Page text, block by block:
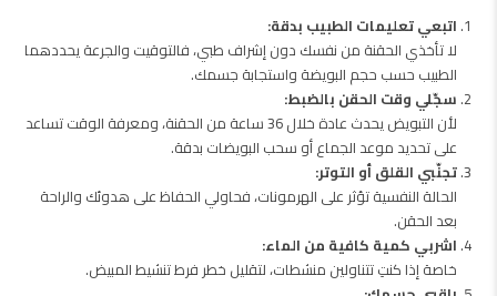
اتبعي تعليمات الطبيب بدقة:
لا تأخذي الحقنة من نفسك دون إشراف طبي، فالتوقيت والجرعة يحددهما
الطبيب حسب حجم البويضة واستجابة جسمك.
سجّلي وقت الحقن بالضبط:
لأن التبويض يحدث عادة خلال 36 ساعة من الحقنة، ومعرفة الوقت تساعد
على تحديد موعد الجماع أو سحب البويضات بدقة.
تجنّبي القلق أو التوتر:
الحالة النفسية تؤثر على الهرمونات، فحاولي الحفاظ على هدوئك والراحة
بعد الحقن.
اشربي كمية كافية من الماء:
خاصة إذا كنتِ تتناولين منشطات، لتقليل خطر فرط تنشيط المبيض.